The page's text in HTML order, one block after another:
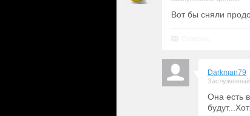
Вот бы сняли
Darkman79
Заслуженный
Она есть